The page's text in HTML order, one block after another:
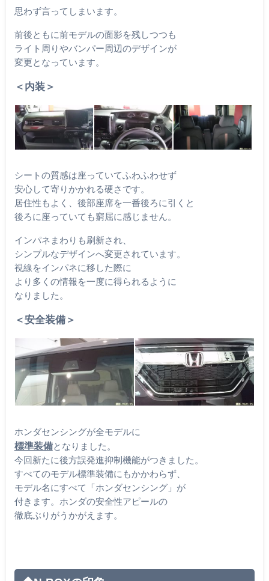
思わず言ってしまいます。
前後ともに前モデルの面影を残しつつも
ライト周りやバンパー周辺のデザインが
変更となっています。
＜内装＞
シートの質感は座っていてふわふわせず
安心して寄りかかれる硬さです。
居住性もよく、後部座席を一番後ろに引くと
後ろに座っていても窮屈に感じません。
インパネまわりも刷新され、
シンプルなデザインへ変更されています。
視線をインパネに移した際に
より多くの情報を一度に得られるように
なりました。
＜安全装備＞
ホンダセンシングが全モデルに
標準装備となりました。
今回新たに後方誤発進抑制機能がつきました。
すべてのモデル標準装備にもかかわらず、
モデル名にすべて「ホンダセンシング」が
付きます。ホンダの安全性アピールの
徹底ぶりがうかがえます。